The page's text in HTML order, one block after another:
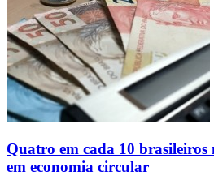
Quatro em cada 10
em economia circular